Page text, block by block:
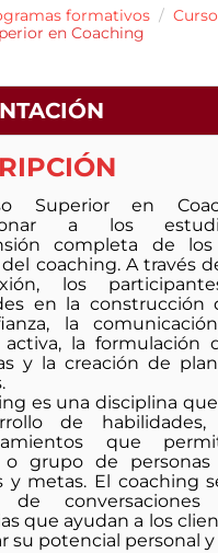
formativos
en Coaching
Superior en
a los
completa de
coaching. A través
los
en la construcción
la
activa, la formulación
y la creación de
es una disciplina
de
que
o grupo de personas
y metas. El coaching
de
que ayudan a los
su potencial personal